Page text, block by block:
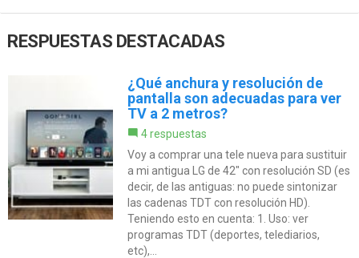
RESPUESTAS DESTACADAS
¿Qué anchura y resolución de
pantalla son adecuadas para ver
TV a 2 metros?
4 respuestas
Voy a comprar una tele nueva para sustituir
a mi antigua LG de 42" con resolución SD (es
decir, de las antiguas: no puede sintonizar
las cadenas TDT con resolución HD).
Teniendo esto en cuenta: 1. Uso: ver
programas TDT (deportes, telediarios,
etc),...